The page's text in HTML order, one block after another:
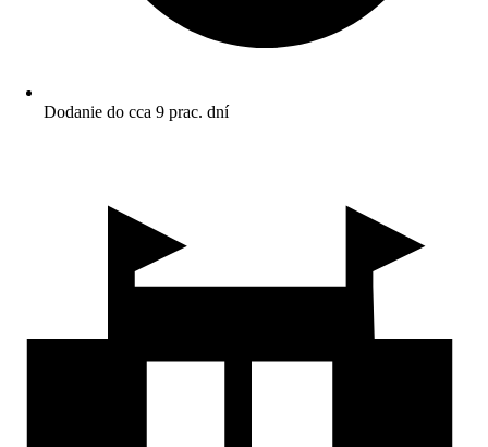
Dodanie do cca 9 prac. dní